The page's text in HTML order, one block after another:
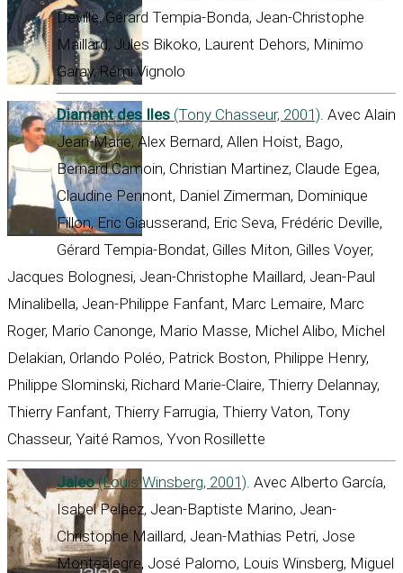
Deville, Gérard Tempia-Bonda, Jean-Christophe
Maillard, Jules Bikoko, Laurent Dehors, Minimo
Garay, Rémi Vignolo
Diamant des Iles (Tony Chasseur, 2001). Avec Alain
Jean-Marie, Alex Bernard, Allen Hoist, Bago,
Bernard Camoin, Christian Martinez, Claude Egea,
Claudine Pennont, Daniel Zimerman, Dominique
Fillon, Eric Giausserand, Eric Seva, Frédéric Deville,
Gérard Tempia-Bondat, Gilles Miton, Gilles Voyer,
Jacques Bolognesi, Jean-Christophe Maillard, Jean-Paul
Minalibella, Jean-Philippe Fanfant, Marc Lemaire, Marc
Roger, Mario Canonge, Mario Masse, Michel Alibo, Michel
Delakian, Orlando Poléo, Patrick Boston, Philippe Henry,
Philippe Slominski, Richard Marie-Claire, Thierry Delannay,
Thierry Fanfant, Thierry Farrugia, Thierry Vaton, Tony
Chasseur, Yaité Ramos, Yvon Rosillette
Jaleo(Louis Winsberg, 2001). Avec Alberto García,
Isabel Pelaez, Jean-Baptiste Marino, Jean-
Christophe Maillard, Jean-Mathias Petri, Jose
Montealegre, José Palomo, Louis Winsberg, Miguel